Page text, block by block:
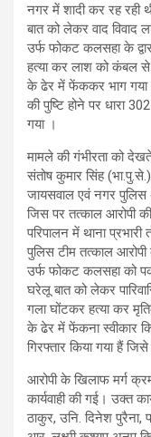
नगर में शादी कर रह रही
बात को लेकर वाद विवाद
उर्फ फोकट कलसहा के
हत्या कर लाश को कंबल
के ढेर में फेंककर भाग गया
की पुष्टि होने पर धारा
गया ।
मामले की गंभीरता को
संतोष कुमार सिंह
जायसवाल एवं नगर पुलिस
जिस पर तत्काल आरोपी
परिपालन में थाना
पुलिस टीम तत्काल आरोपी
उर्फ फोकट कलसहा को
घरेलू बात को लेकर
गला घोंटकर हत्या कर
के ढेर में फेंकना स्वीकार
गिरफ्तार किया गया हैं
आरोपी के खिलाफ मर्ग
कार्यवाही की गई। उक्त
ठाकुर, उनि. दिनेश